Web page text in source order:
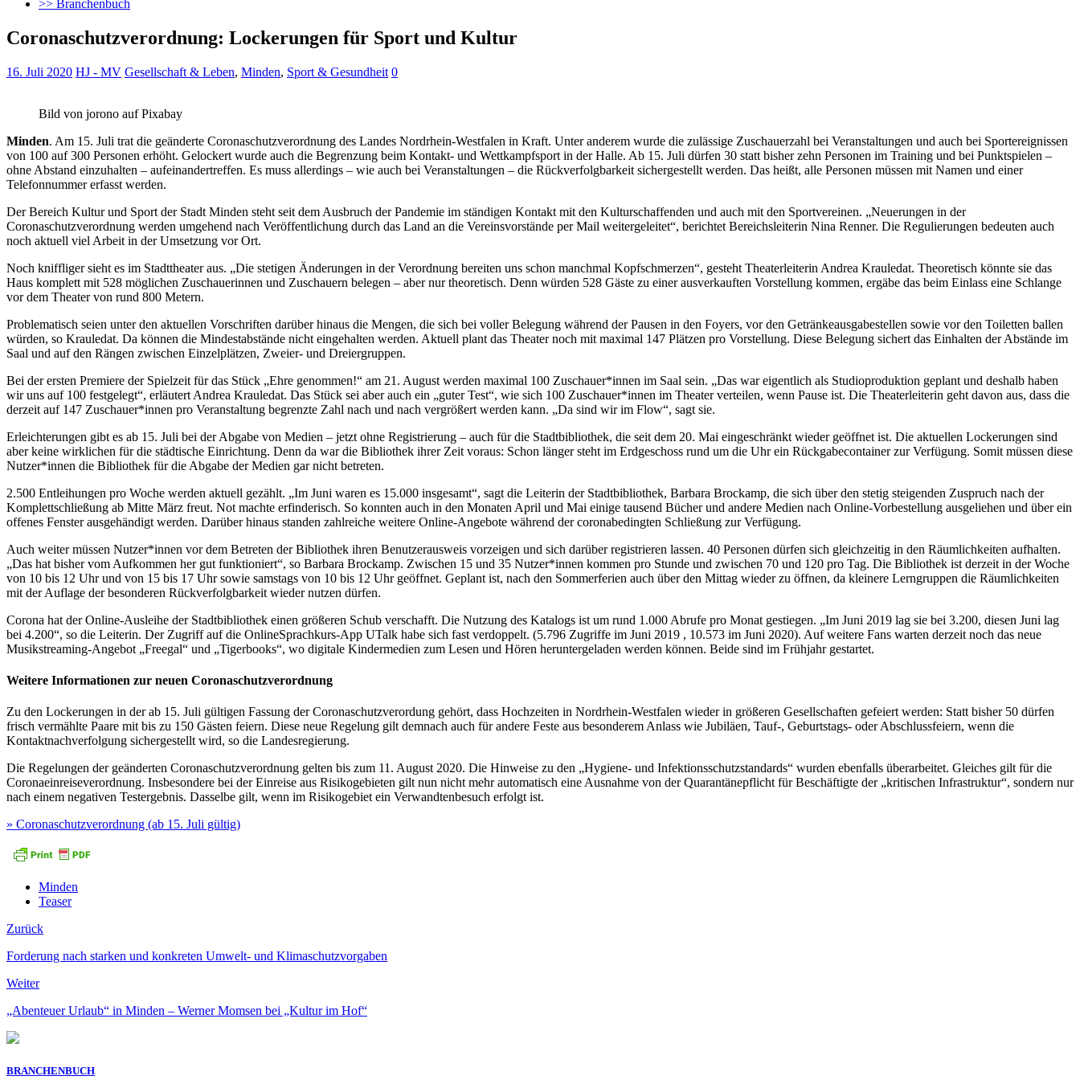
>> Branchenbuch
Coronaschutzverordnung: Lockerungen für Sport und Kultur
16. Juli 2020 HJ - MV Gesellschaft & Leben, Minden, Sport & Gesundheit 0
Bild von jorono auf Pixabay
Minden. Am 15. Juli trat die geänderte Coronaschutzverordnung des Landes Nordrhein-Westfalen in Kraft. Unter anderem wurde die zulässige Zuschauerzahl bei Veranstaltungen und auch bei Sportereignissen
von 100 auf 300 Personen erhöht. Gelockert wurde auch die Begrenzung beim Kontakt- und Wettkampfsport in der Halle. Ab 15. Juli dürfen 30 statt bisher zehn Personen im Training und bei Punktspielen –
ohne Abstand einzuhalten – aufeinandertreffen. Es muss allerdings – wie auch bei Veranstaltungen – die Rückverfolgbarkeit sichergestellt werden. Das heißt, alle Personen müssen mit Namen und einer
Telefonnummer erfasst werden.
Der Bereich Kultur und Sport der Stadt Minden steht seit dem Ausbruch der Pandemie im ständigen Kontakt mit den Kulturschaffenden und auch mit den Sportvereinen. „Neuerungen in der
Coronaschutzverordnung werden umgehend nach Veröffentlichung durch das Land an die Vereinsvorstände per Mail weitergeleitet“, berichtet Bereichsleiterin Nina Renner. Die Regulierungen bedeuten auch
noch aktuell viel Arbeit in der Umsetzung vor Ort.
Noch kniffliger sieht es im Stadttheater aus. „Die stetigen Änderungen in der Verordnung bereiten uns schon manchmal Kopfschmerzen“, gesteht Theaterleiterin Andrea Krauledat. Theoretisch könnte sie das
Haus komplett mit 528 möglichen Zuschauerinnen und Zuschauern belegen – aber nur theoretisch. Denn würden 528 Gäste zu einer ausverkauften Vorstellung kommen, ergäbe das beim Einlass eine Schlange
vor dem Theater von rund 800 Metern.
Problematisch seien unter den aktuellen Vorschriften darüber hinaus die Mengen, die sich bei voller Belegung während der Pausen in den Foyers, vor den Getränkeausgabestellen sowie vor den Toiletten ballen
würden, so Krauledat. Da können die Mindestabstände nicht eingehalten werden. Aktuell plant das Theater noch mit maximal 147 Plätzen pro Vorstellung. Diese Belegung sichert das Einhalten der Abstände im
Saal und auf den Rängen zwischen Einzelplätzen, Zweier- und Dreiergruppen.
Bei der ersten Premiere der Spielzeit für das Stück „Ehre genommen!“ am 21. August werden maximal 100 Zuschauer*innen im Saal sein. „Das war eigentlich als Studioproduktion geplant und deshalb haben
wir uns auf 100 festgelegt“, erläutert Andrea Krauledat. Das Stück sei aber auch ein „guter Test“, wie sich 100 Zuschauer*innen im Theater verteilen, wenn Pause ist. Die Theaterleiterin geht davon aus, dass die
derzeit auf 147 Zuschauer*innen pro Veranstaltung begrenzte Zahl nach und nach vergrößert werden kann. „Da sind wir im Flow“, sagt sie.
Erleichterungen gibt es ab 15. Juli bei der Abgabe von Medien – jetzt ohne Registrierung – auch für die Stadtbibliothek, die seit dem 20. Mai eingeschränkt wieder geöffnet ist. Die aktuellen Lockerungen sind
aber keine wirklichen für die städtische Einrichtung. Denn da war die Bibliothek ihrer Zeit voraus: Schon länger steht im Erdgeschoss rund um die Uhr ein Rückgabecontainer zur Verfügung. Somit müssen diese
Nutzer*innen die Bibliothek für die Abgabe der Medien gar nicht betreten.
2.500 Entleihungen pro Woche werden aktuell gezählt. „Im Juni waren es 15.000 insgesamt“, sagt die Leiterin der Stadtbibliothek, Barbara Brockamp, die sich über den stetig steigenden Zuspruch nach der
Komplettschließung ab Mitte März freut. Not machte erfinderisch. So konnten auch in den Monaten April und Mai einige tausend Bücher und andere Medien nach Online-Vorbestellung ausgeliehen und über ein
offenes Fenster ausgehändigt werden. Darüber hinaus standen zahlreiche weitere Online-Angebote während der coronabedingten Schließung zur Verfügung.
Auch weiter müssen Nutzer*innen vor dem Betreten der Bibliothek ihren Benutzerausweis vorzeigen und sich darüber registrieren lassen. 40 Personen dürfen sich gleichzeitig in den Räumlichkeiten aufhalten.
„Das hat bisher vom Aufkommen her gut funktioniert“, so Barbara Brockamp. Zwischen 15 und 35 Nutzer*innen kommen pro Stunde und zwischen 70 und 120 pro Tag. Die Bibliothek ist derzeit in der Woche
von 10 bis 12 Uhr und von 15 bis 17 Uhr sowie samstags von 10 bis 12 Uhr geöffnet. Geplant ist, nach den Sommerferien auch über den Mittag wieder zu öffnen, da kleinere Lerngruppen die Räumlichkeiten
mit der Auflage der besonderen Rückverfolgbarkeit wieder nutzen dürfen.
Corona hat der Online-Ausleihe der Stadtbibliothek einen größeren Schub verschafft. Die Nutzung des Katalogs ist um rund 1.000 Abrufe pro Monat gestiegen. „Im Juni 2019 lag sie bei 3.200, diesen Juni lag
bei 4.200“, so die Leiterin. Der Zugriff auf die OnlineSprachkurs-App UTalk habe sich fast verdoppelt. (5.796 Zugriffe im Juni 2019 , 10.573 im Juni 2020). Auf weitere Fans warten derzeit noch das neue
Musikstreaming-Angebot „Freegal“ und „Tigerbooks“, wo digitale Kindermedien zum Lesen und Hören heruntergeladen werden können. Beide sind im Frühjahr gestartet.
Weitere Informationen zur neuen Coronaschutzverordnung
Zu den Lockerungen in der ab 15. Juli gültigen Fassung der Coronaschutzverordung gehört, dass Hochzeiten in Nordrhein-Westfalen wieder in größeren Gesellschaften gefeiert werden: Statt bisher 50 dürfen
frisch vermählte Paare mit bis zu 150 Gästen feiern. Diese neue Regelung gilt demnach auch für andere Feste aus besonderem Anlass wie Jubiläen, Tauf-, Geburtstags- oder Abschlussfeiern, wenn die
Kontaktnachverfolgung sichergestellt wird, so die Landesregierung.
Die Regelungen der geänderten Coronaschutzverordnung gelten bis zum 11. August 2020. Die Hinweise zu den „Hygiene- und Infektionsschutzstandards“ wurden ebenfalls überarbeitet. Gleiches gilt für die
Coronaeinreiseverordnung. Insbesondere bei der Einreise aus Risikogebieten gilt nun nicht mehr automatisch eine Ausnahme von der Quarantänepflicht für Beschäftigte der „kritischen Infrastruktur“, sondern nur
nach einem negativen Testergebnis. Dasselbe gilt, wenn im Risikogebiet ein Verwandtenbesuch erfolgt ist.
» Coronaschutzverordnung (ab 15. Juli gültig)
Minden
Teaser
Zurück
Forderung nach starken und konkreten Umwelt- und Klimaschutzvorgaben
Weiter
„Abenteuer Urlaub“ in Minden – Werner Momsen bei „Kultur im Hof“
BRANCHENBUCH